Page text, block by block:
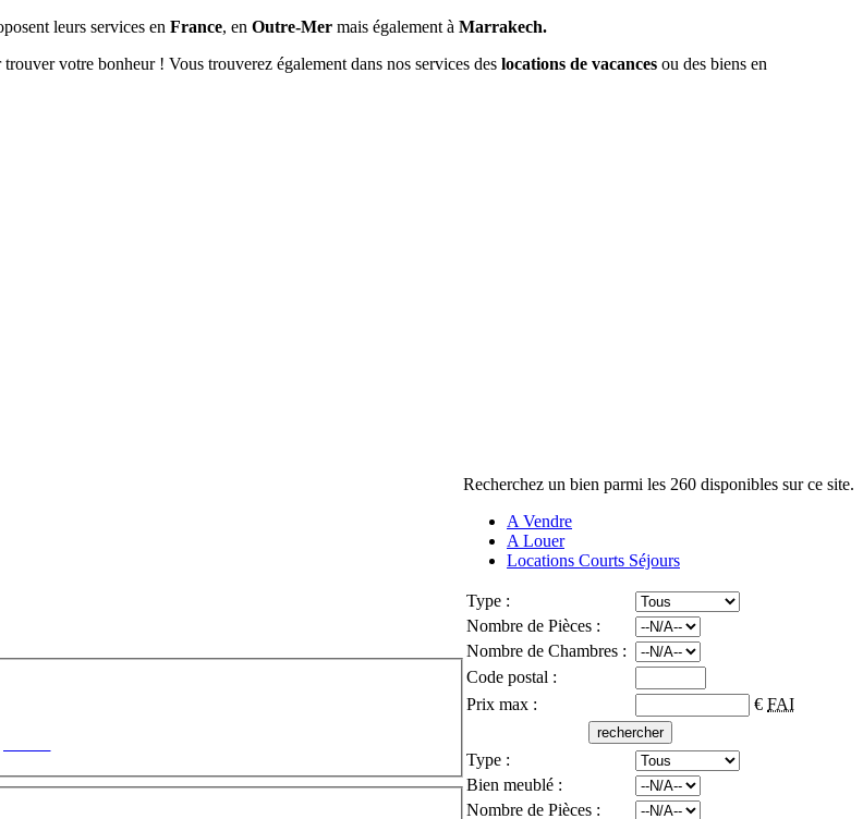
leurs services en France, en Outre-Mer mais également à Marrakech.
votre bonheur ! Vous trouverez également dans nos services des locations de vacances ou des biens en
Recherchez un bien parmi les 260 disponibles sur ce site.
A Vendre
A Louer
Locations Courts Séjours
Type :
Nombre de Pièces :
Nombre de Chambres :
Code postal :
Prix max :
€ FAI
Type :
Bien meublé :
Nombre de Pièces :